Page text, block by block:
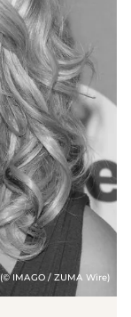
(© IMAGO / ZUMA Wire)